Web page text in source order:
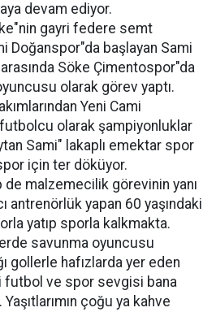
devam ediyor.
gayri federe semt
Doğanspor"da başlayan Sami
arasında Söke Çimentospor"da
olarak görev yaptı.
Yeni Cami
olarak şampiyonluklar
Sami" lakaplı emektar spor
için ter döküyor.
de malzemecilik görevinin yanı
antrenörlük yapan 60 yaşındaki
yatıp sporla kalkmakta.
savunma oyuncusu
gollerle hafızlarda yer eden
futbol ve spor sevgisi bana
çoğu ya kahve